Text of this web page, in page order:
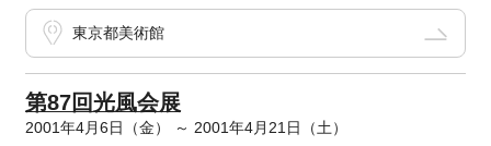
東京都美術館
第87回光風会展
2001年4月6日（金） ～ 2001年4月21日（土）